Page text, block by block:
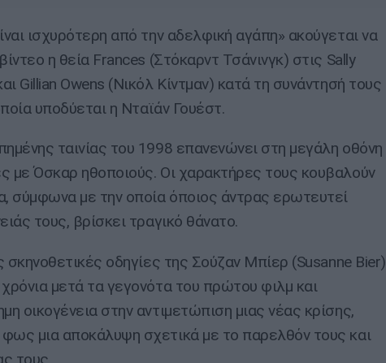
ισχυρότερη από την αδελφική αγάπη» ακούγεται να
η θεία Frances (Στόκαρντ Τσάνινγκ) στις Sally
Gillian Owens (Νικόλ Κίντμαν) κατά τη συνάντησή τους
υποδύεται η Νταϊάν Γουέστ.
ταινίας του 1998 επανενώνει στη μεγάλη οθόνη
με Όσκαρ ηθοποιούς. Οι χαρακτήρες τους κουβαλούν
σύμφωνα με την οποία όποιος άντρας ερωτευτεί
τους, βρίσκει τραγικό θάνατο.
σκηνοθετικές οδηγίες της Σούζαν Μπίερ (Susanne Bier)
χρόνια μετά τα γεγονότα του πρώτου φιλμ και
οικογένεια στην αντιμετώπιση μιας νέας κρίσης,
μια αποκάλυψη σχετικά με το παρελθόν τους και
τους.